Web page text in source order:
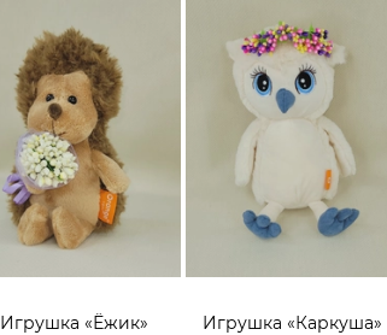
Игрушка «Ёжик» Игрушка «Каркуша»